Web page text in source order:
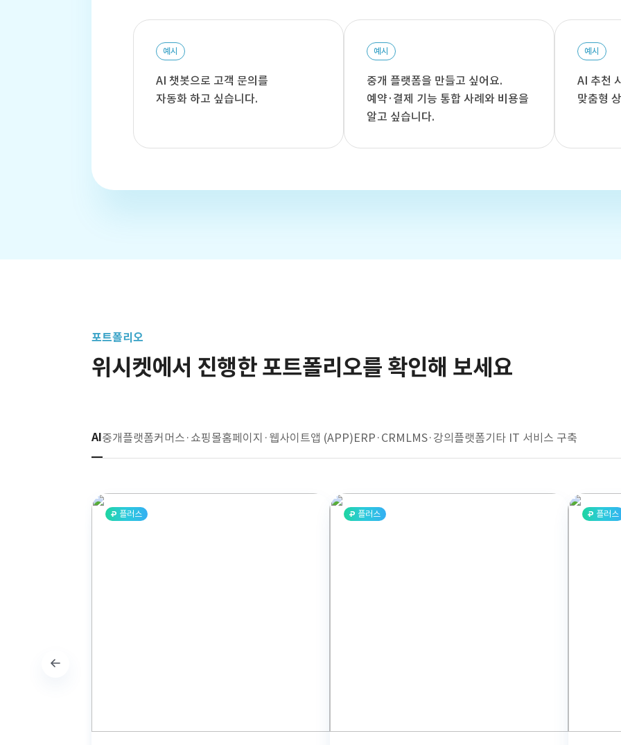
예시
AI 챗봇으로 고객 문의를
자동화 하고 싶습니다.
예시
중개 플랫폼을 만들고 싶어요.
예약·결제 기능 통합 사례와 비용을
알고 싶습니다.
예시
AI 추천
맞춤형
포트폴리오
위시켓에서 진행한 포트폴리오를 확인해 보세요
AI중개플랫폼커머스·쇼핑몰홈페이지·웹사이트앱 (APP)ERP·CRM LMS·강의플랫폼기타 IT 서비스 구축
플러스 플러스 플러스